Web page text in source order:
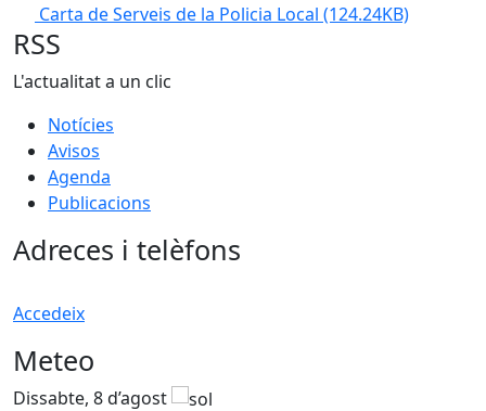
Carta de Serveis de la Policia Local (124.24KB)
RSS
L'actualitat a un clic
Notícies
Avisos
Agenda
Publicacions
Adreces i telèfons
Accedeix
Meteo
Dissabte, 8 d’agost